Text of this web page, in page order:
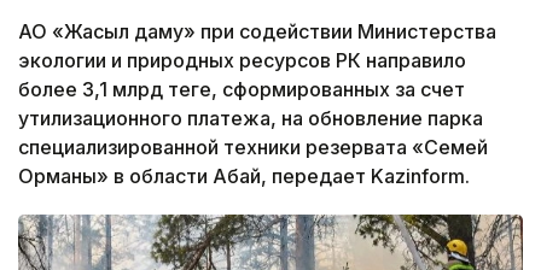
АО «Жасыл даму» при содействии Министерства
экологии и природных ресурсов РК направило
более 3,1 млрд теңге, сформированных за счет
утилизационного платежа, на обновление парка
специализированной техники резервата «Семей
Орманы» в области Абай, передает Kazinform.